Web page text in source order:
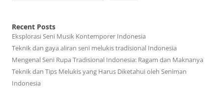
Recent Posts
Eksplorasi Seni Musik Kontemporer Indonesia
Teknik dan gaya aliran seni melukis tradisional Indonesia
Mengenal Seni Rupa Tradisional Indonesia: Ragam dan Maknanya
Teknik dan Tips Melukis yang Harus Diketahui oleh Seniman
Indonesia